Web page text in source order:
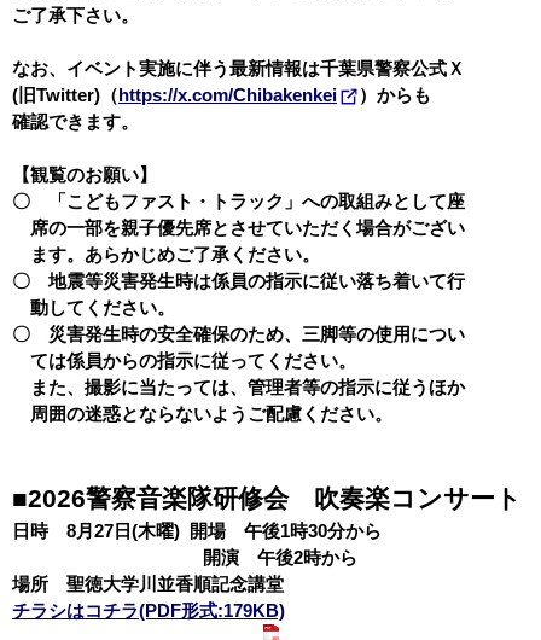
ご了承下さい。
なお、イベント実施に伴う最新情報は千葉県警察公式Ｘ
(旧Twitter) （ https://x.com/Chibakenkei
）からも
確認できます。
【観覧のお願い】
〇 「こどもファスト・トラック」への取組みとして座
席の一部を親子優先席とさせていただく場合がござい
ます。あらかじめご了承ください。
〇 地震等災害発生時は係員の指示に従い落ち着いて行
動してください。
〇 災害発生時の安全確保のため、三脚等の使用につい
ては係員からの指示に従ってください。
また、撮影に当たっては、管理者等の指示に従うほか
周囲の迷惑とならないようご配慮ください。
■2026警察音楽隊研修会 吹奏楽コンサート
日時 8月27日(木曜) 開場 午後1時30分から
開演 午後2時から
場所 聖徳大学川並香順記念講堂
チラシはコチラ(PDF形式:179KB)